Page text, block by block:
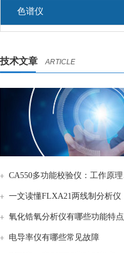
色谱仪
技术文章 ARTICLE
氧化锆氧分析仪有哪些功能特点
电导率仪有哪些常见故障